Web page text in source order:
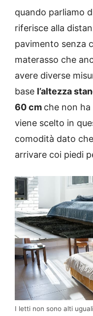
quando parliamo
riferisce alla
pavimento senza
materasso che
avere diverse
base l’altezza
60 cm che non
viene scelto in
comodità dato
arrivare coi piedi
I letti non sono alti